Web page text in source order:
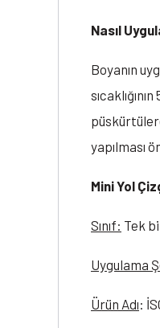
Nasıl
Boyanın
yapılması
Mini Yol
Sınıf: Tek
Uygulama
Ürün Adı: